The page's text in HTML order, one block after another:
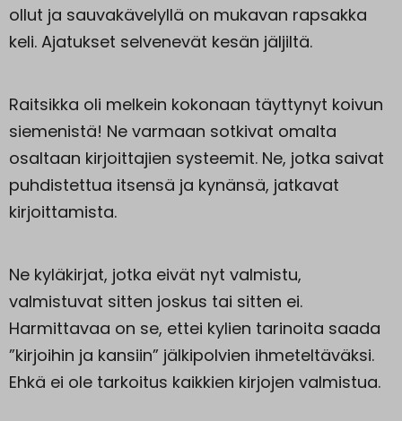
ollut ja sauvakävelyllä on mukavan rapsakka
keli. Ajatukset selvenevät kesän jäljiltä.
Raitsikka oli melkein kokonaan täyttynyt koivun
siemenistä! Ne varmaan sotkivat omalta
osaltaan kirjoittajien systeemit. Ne, jotka saivat
puhdistettua itsensä ja kynänsä, jatkavat
kirjoittamista.
Ne kyläkirjat, jotka eivät nyt valmistu,
valmistuvat sitten joskus tai sitten ei.
Harmittavaa on se, ettei kylien tarinoita saada
”kirjoihin ja kansiin” jälkipolvien ihmeteltäväksi.
Ehkä ei ole tarkoitus kaikkien kirjojen valmistua.